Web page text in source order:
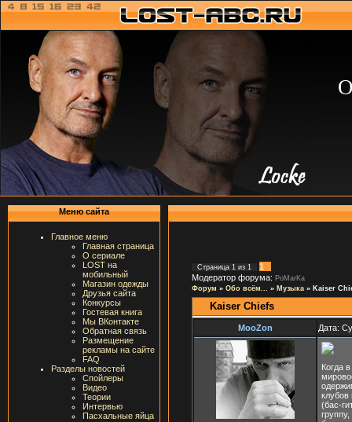
Меню сайта
Главное меню
Главная страница
О сериале
LOST на
мобильный
Магазин одежды
Друзья сайта
Конкурсы
Гостевая книга
Мы ВКонтакте
Обратная связь
Размещение
рекламы на сайте
FAQ
Разделы новостей
Спойлеры
Видео
Теории
Интервью
Пасхальные яйца
Страница 1 из 1
1
Модератор форума: PoMarKa
Форум » Обо всём... » Музыка » Kaiser
Kaiser Chiefs
MooZon Дата:
Когда
клубов
(бас-